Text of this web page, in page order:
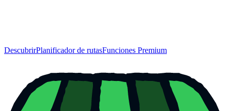
DescubrirPlanificador de rutasFunciones Premium